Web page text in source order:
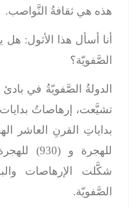
هذه هي ثقافةُ النَّواصب.
أنا أسأل هذا الأثول:
الصَّفويّة؟
الدولةُ الصَّفويّةُ في
تشيَّعت، إرهاصاتُ
للهجرة و
شكَّلت الإرهاصات
الصَّفويّة.